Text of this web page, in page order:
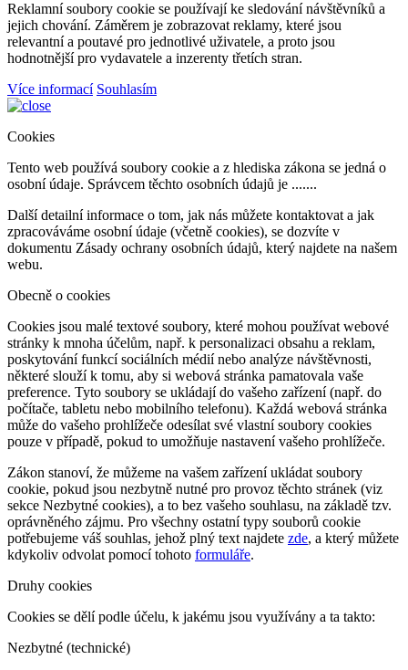
Reklamní soubory cookie se používají ke sledování návštěvníků a
jejich chování. Záměrem je zobrazovat reklamy, které jsou
relevantní a poutavé pro jednotlivé uživatele, a proto jsou
hodnotnější pro vydavatele a inzerenty třetích stran.
Více informací Souhlasím
Cookies
Tento web používá soubory cookie a z hlediska zákona se jedná o
osobní údaje. Správcem těchto osobních údajů je .......
Další detailní informace o tom, jak nás můžete kontaktovat a jak
zpracováváme osobní údaje (včetně cookies), se dozvíte v
dokumentu Zásady ochrany osobních údajů, který najdete na našem
webu.
Obecně o cookies
Cookies jsou malé textové soubory, které mohou používat webové
stránky k mnoha účelům, např. k personalizaci obsahu a reklam,
poskytování funkcí sociálních médií nebo analýze návštěvnosti,
některé slouží k tomu, aby si webová stránka pamatovala vaše
preference. Tyto soubory se ukládají do vašeho zařízení (např. do
počítače, tabletu nebo mobilního telefonu). Každá webová stránka
může do vašeho prohlížeče odesílat své vlastní soubory cookies
pouze v případě, pokud to umožňuje nastavení vašeho prohlížeče.
Zákon stanoví, že můžeme na vašem zařízení ukládat soubory
cookie, pokud jsou nezbytně nutné pro provoz těchto stránek (viz
sekce Nezbytné cookies), a to bez vašeho souhlasu, na základě tzv.
oprávněného zájmu. Pro všechny ostatní typy souborů cookie
potřebujeme váš souhlas, jehož plný text najdete zde, a který můžete
kdykoliv odvolat pomocí tohoto formuláře.
Druhy cookies
Cookies se dělí podle účelu, k jakému jsou využívány a ta takto:
Nezbytné (technické)